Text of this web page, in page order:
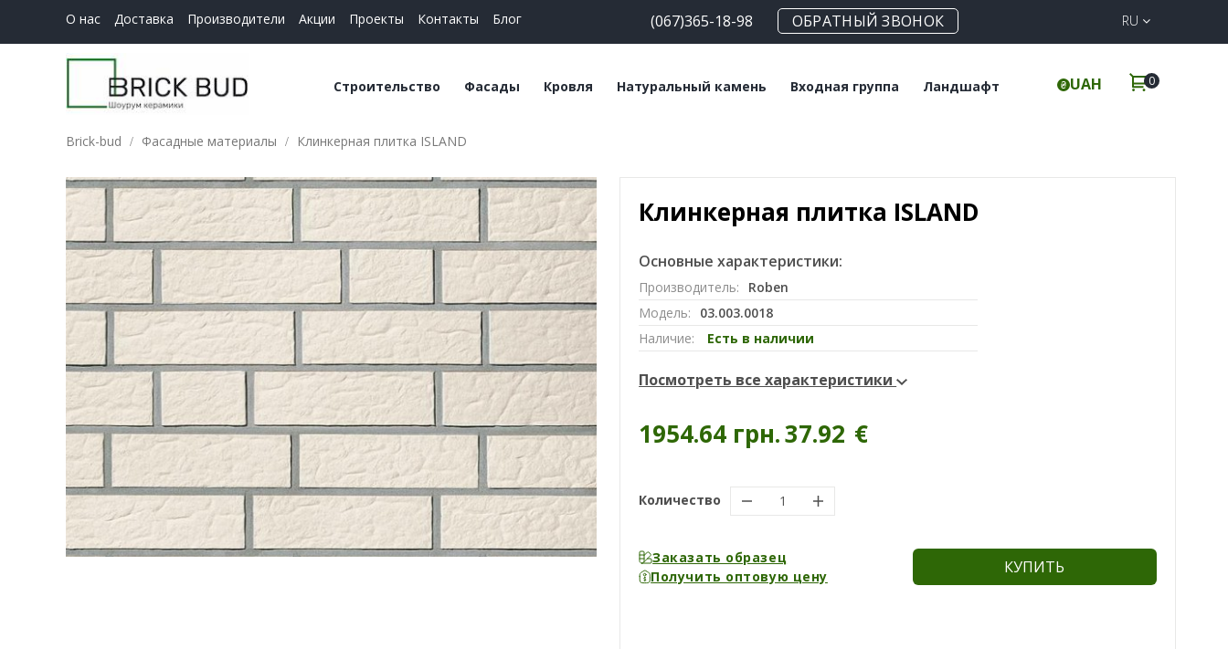
О нас Доставка Производители Акции Проекты Контакты Блог (067)365-18-98 ОБРАТНЫЙ ЗВОНОК RU
Строительство
Керамические блоки
Строительные смеси
Фасады
Плитка ручной
формовки
Клинкерный кирпич
Кирпич ручной
формовки
Клинкерный
подоконник
Кровля
Керамическая
черепица
Мансардные окна
Софиты
Натуральный камень
Травертин
Мрамор
Входная группа
Клинкерные ступени
Ландшафт UAH 0
Brick-bud Фасадные материалы Клинкерная плитка ISLAND
Клинкерная плитка ISLAND
Основные характеристики:
Производитель:
Roben
Модель:
03.003.0018
Наличие:
Есть в наличии
Посмотреть все характеристики
1954.64 грн.37.92 €
Количество
Заказать образец
Получить оптовую цену
КУПИТЬ